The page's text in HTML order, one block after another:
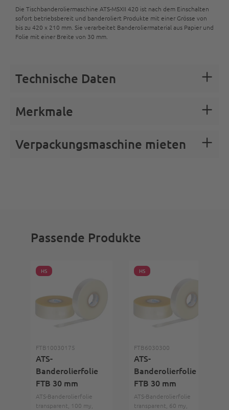
Die Tischbanderoliermaschine ATS-MSXII 420 ist nach dem Einschalten
sofort betriebsbereit und banderoliert Produkte mit einer Grösse von
bis zu 420 x 210 mm. Sie verarbeitet Banderoliermaterial aus Papier und
Folie mit einer Breite von 30 mm.
Technische Daten
Merkmale
Verpackungsmaschine mieten
Passende Produkte
HS
FTB10030175
ATS-
Banderolierfolie
FTB 30 mm
ATS-Banderolierfolie
transparent, 100 my,
HS
FTB6030300
ATS-
Banderolierfolie
FTB 30 mm
ATS-Banderolierfolie
transparent, 60 my,